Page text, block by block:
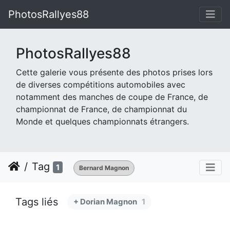
PhotosRallyes88
PhotosRallyes88
Cette galerie vous présente des photos prises lors
de diverses compétitions automobiles avec
notamment des manches de coupe de France, de
championnat de France, de championnat du
Monde et quelques championnats étrangers.
Tag 1 Bernard Magnon
Tags liés + Dorian Magnon 1